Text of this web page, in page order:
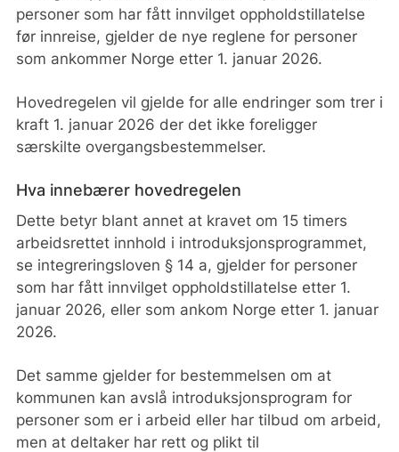
personer som har fått innvilget oppholdstillatelse
før innreise, gjelder de nye reglene for personer
som ankommer Norge etter 1. januar 2026.
Hovedregelen vil gjelde for alle endringer som trer i
kraft 1. januar 2026 der det ikke foreligger
særskilte overgangsbestemmelser.
Hva innebærer hovedregelen
Dette betyr blant annet at kravet om 15 timers
arbeidsrettet innhold i introduksjonsprogrammet,
se integreringsloven § 14 a, gjelder for personer
som har fått innvilget oppholdstillatelse etter 1.
januar 2026, eller som ankom Norge etter 1. januar
2026.
Det samme gjelder for bestemmelsen om at
kommunen kan avslå introduksjonsprogram for
personer som er i arbeid eller har tilbud om arbeid,
men at deltaker har rett og plikt til